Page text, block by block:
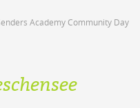
Academy Community Day